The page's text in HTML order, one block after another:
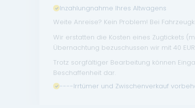
Inzahlungnahme Ihres Altwagens
Weite Anreise? Kein Problem! Bei
Wir erstatten die Kosten eines Zugtickets
Übernachtung bezuschussen wir mit 40
Trotz sorgfältiger Bearbeitung können
Beschaffenheit dar.
----Irrtümer und Zwischenverkauf